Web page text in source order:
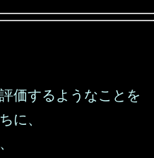
価するようなことを
に、